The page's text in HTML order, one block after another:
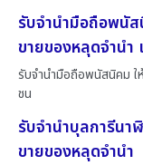
รับจำนำมือถือพนั
ขายของหลุดจำน
รับจำนำมือถือพนัสนิคม ใ
ชน
รับจำนำบุลการีนา
ขายของหลุดจำนำ